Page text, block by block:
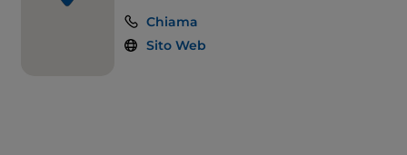
Chiama
Sito Web